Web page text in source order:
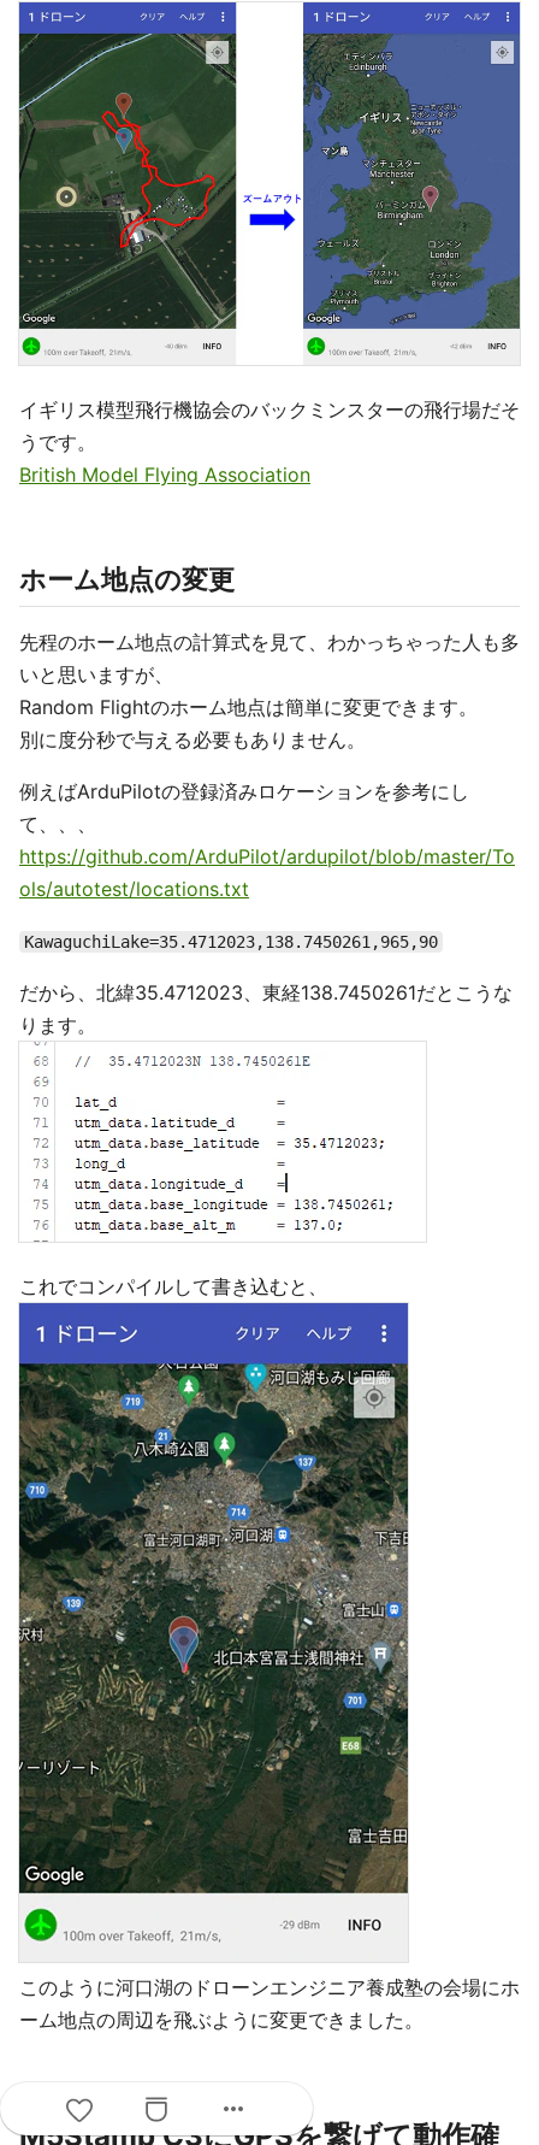
イギリス模型飛行機協会のバックミンスターの飛行場だそ
うです。
British Model Flying Association
ホーム地点の変更
先程のホーム地点の計算式を見て、わかっちゃった人も多
いと思いますが、
Random Flightのホーム地点は簡単に変更できます。
別に度分秒で与える必要もありません。
例えばArduPilotの登録済みロケーションを参考にし
て、、、
https://github.com/ArduPilot/ardupilot/blob/master/To
ols/autotest/locations.txt
KawaguchiLake=35.4712023,138.7450261,965,90
だから、北緯35.4712023、東経138.7450261だとこうな
ります。
これでコンパイルして書き込むと、
このように河口湖のドローンエンジニア養成塾の会場にホ
ーム地点の周辺を飛ぶように変更できました。
M5Stamp C3にGPSを繋げて動作確
more_horiz